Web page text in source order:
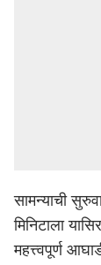
सामन्याची
मिनिटाला
महत्त्वपूर्ण